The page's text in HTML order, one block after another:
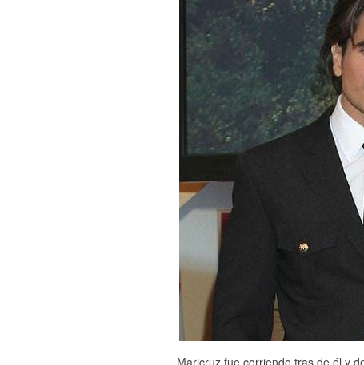
Maricruz fue corriendo tras de él y